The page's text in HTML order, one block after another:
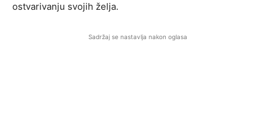
ostvarivanju svojih želja.
Sadržaj se nastavlja nakon oglasa